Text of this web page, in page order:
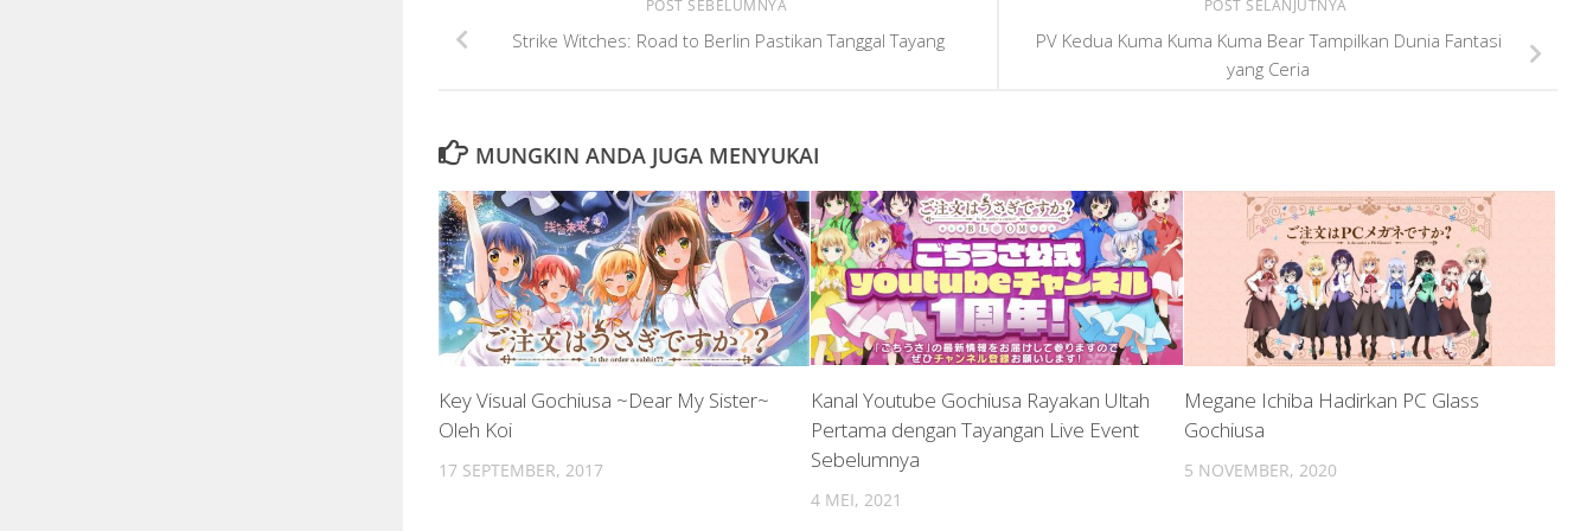
POST SELANJUTNYA
PV Kedua Kuma Kuma Kuma Bear Tampilkan Dunia Fantasi
yang Ceria
POST SEBELUMNYA
Strike Witches: Road to Berlin Pastikan Tanggal Tayang
MUNGKIN ANDA JUGA MENYUKAI
Key Visual Gochiusa ~Dear My Sister~
Oleh Koi
17 SEPTEMBER, 2017
Kanal Youtube Gochiusa Rayakan Ultah
Pertama dengan Tayangan Live Event
Sebelumnya
4 MEI, 2021
Megane Ichiba Hadirkan PC Glass
Gochiusa
5 NOVEMBER, 2020